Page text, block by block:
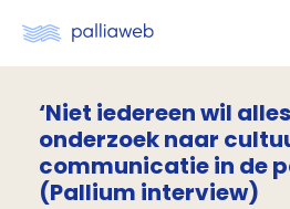
‘Niet iedereen wil
onderzoek naar
communicatie in de
(Pallium interview)